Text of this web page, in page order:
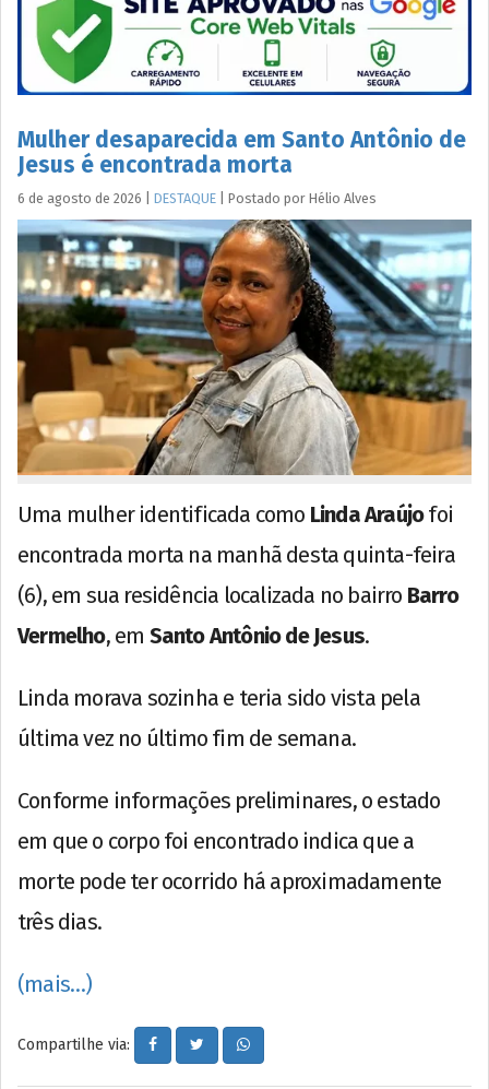
Mulher desaparecida em Santo Antônio de
Jesus é encontrada morta
6 de agosto de 2026 DESTAQUE Postado por Hélio Alves
Uma mulher identificada como Linda Araújofoi
encontrada morta na manhã desta quinta-feira
(6), em sua residência localizada no bairro Barro
Vermelho, em Santo Antônio de Jesus.
Linda morava sozinha e teria sido vista pela
última vez no último fim de semana.
Conforme informações preliminares, o estado
em que o corpo foi encontrado indica que a
morte pode ter ocorrido há aproximadamente
três dias.
(mais…)
Compartilhe via: